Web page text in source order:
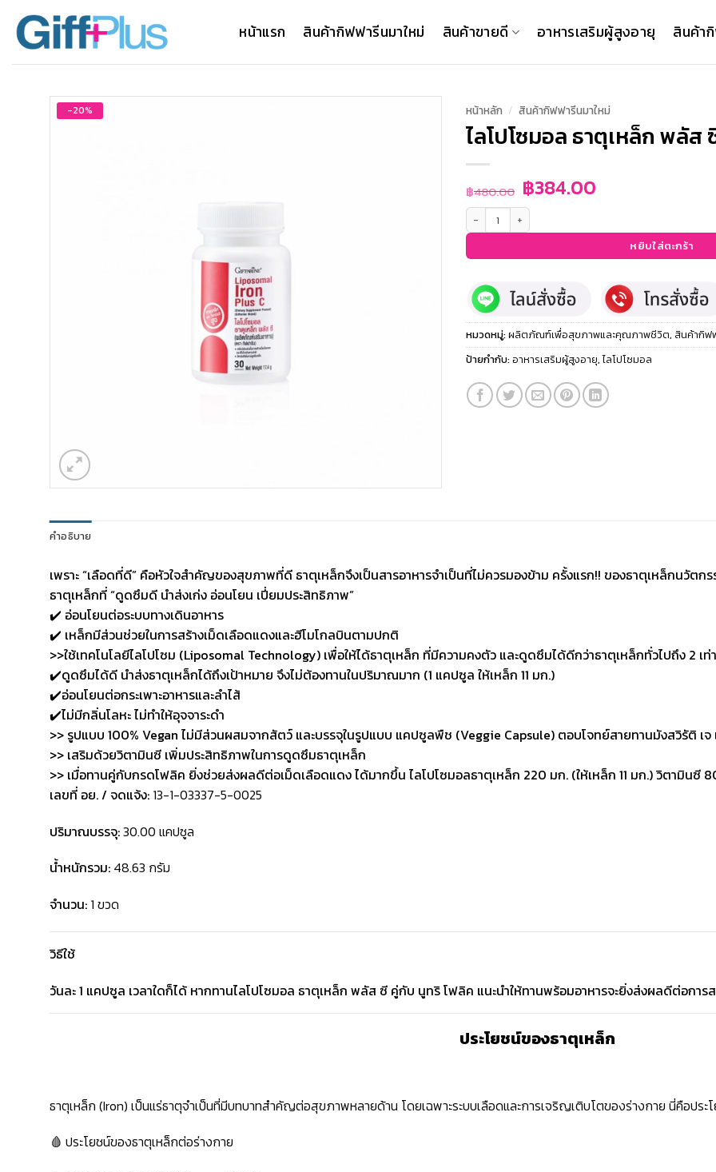
เนื้อหา
หน้าแรก สินค้ากิฟฟารีนมาใหม่ สินค้าขายดี อาหารเสริมผู้สูงอายุ สินค้า
-20% หน้าหลัก / สินค้ากิฟฟารีนมาใหม่
ไลโปโซมอล ธาตุเหล็ก พลัส
฿480.00 Original
price
was:
฿384.00
฿384.00.
จำนวน ไลโปโซมอล ธาตุเหล็ก พลัส ซี ชิ้น
หยิบใส่ตะกร้า
หมวดหมู่:ผลิตภัณฑ์เพื่อสุขภาพและคุณภาพชีวิต, สินค้ากิฟ
ป้ายกำกับ:อาหารเสริมผู้สูงอายุ,ไลโปโซมอล
คำอธิบาย
เพราะ “เลือดที่ดี” คือหัวใจสำคัญของสุขภาพที่ดี ธาตุเหล็กจึงเป็นสารอาหารจำเป็นที่ไม่ควรมองข้าม ครั้งแรก!! ของธาตุเหล็กนวัต
ธาตุเหล็กที่ “ดูดซึมดี นำส่งเก่ง อ่อนโยน เปี่ยมประสิทธิภาพ”
✔️ อ่อนโยนต่อระบบทางเดินอาหาร
✔️ เหล็กมีส่วนช่วยในการสร้างเม็ดเลือดแดงและฮีโมโกลบินตามปกติ
>>ใช้เทคโนโลยีไลโปโซม (Liposomal Technology) เพื่อให้ได้ธาตุเหล็ก ที่มีความคงตัว และดูดซึมได้ดีกว่าธาตุเหล็กทั่วไปถึง 2 เท่า
✔️ดูดซึมได้ดี นำส่งธาตุเหล็กได้ถึงเป้าหมาย จึงไม่ต้องทานในปริมาณมาก (1 แคปซูล ให้เหล็ก 11 มก.)
✔️อ่อนโยนต่อกระเพาะอาหารและลำไส้
✔️ไม่มีกลิ่นโลหะ ไม่ทำให้อุจจาระดำ
>> รูปแบบ 100% Vegan ไม่มีส่วนผสมจากสัตว์ และบรรจุในรูปแบบ แคปซูลพืช (Veggie Capsule) ตอบโจทย์สายทานมังสวิรัติ เจ
>> เสริมด้วยวิตามินซี เพิ่มประสิทธิภาพในการดูดซึมธาตุเหล็ก
>> เมื่อทานคู่กับกรดโฟลิค ยิ่งช่วยส่งผลดีต่อเม็ดเลือดแดง ได้มากขึ้น ไลโปโซมอลธาตุเหล็ก 220 มก. (ให้เหล็ก 11 มก.) วิตามินซี
เลขที่ อย. / จดแจ้ง: 13-1-03337-5-0025
ปริมาณบรรจุ:30.00 แคปซูล
น้ำหนักรวม: 48.63 กรัม
จำนวน: 1 ขวด
วิธีใช้
วันละ 1 แคปซูล เวลาใดก็ได้ หากทานไลโปโซมอล ธาตุเหล็ก พลัส ซี คู่กับ นูทริ โฟลิค แนะนำให้ทานพร้อมอาหารจะยิ่งส่งผลดีต่อกา
ประโยชน์ของธาตุเหล็ก
ธาตุเหล็ก (Iron) เป็นแร่ธาตุจำเป็นที่มีบทบาทสำคัญต่อสุขภาพหลายด้าน โดยเฉพาะระบบเลือดและการเจริญเติบโตของร่างกาย นี่คือประ
🩸 ประโยชน์ของธาตุเหล็กต่อร่างกาย